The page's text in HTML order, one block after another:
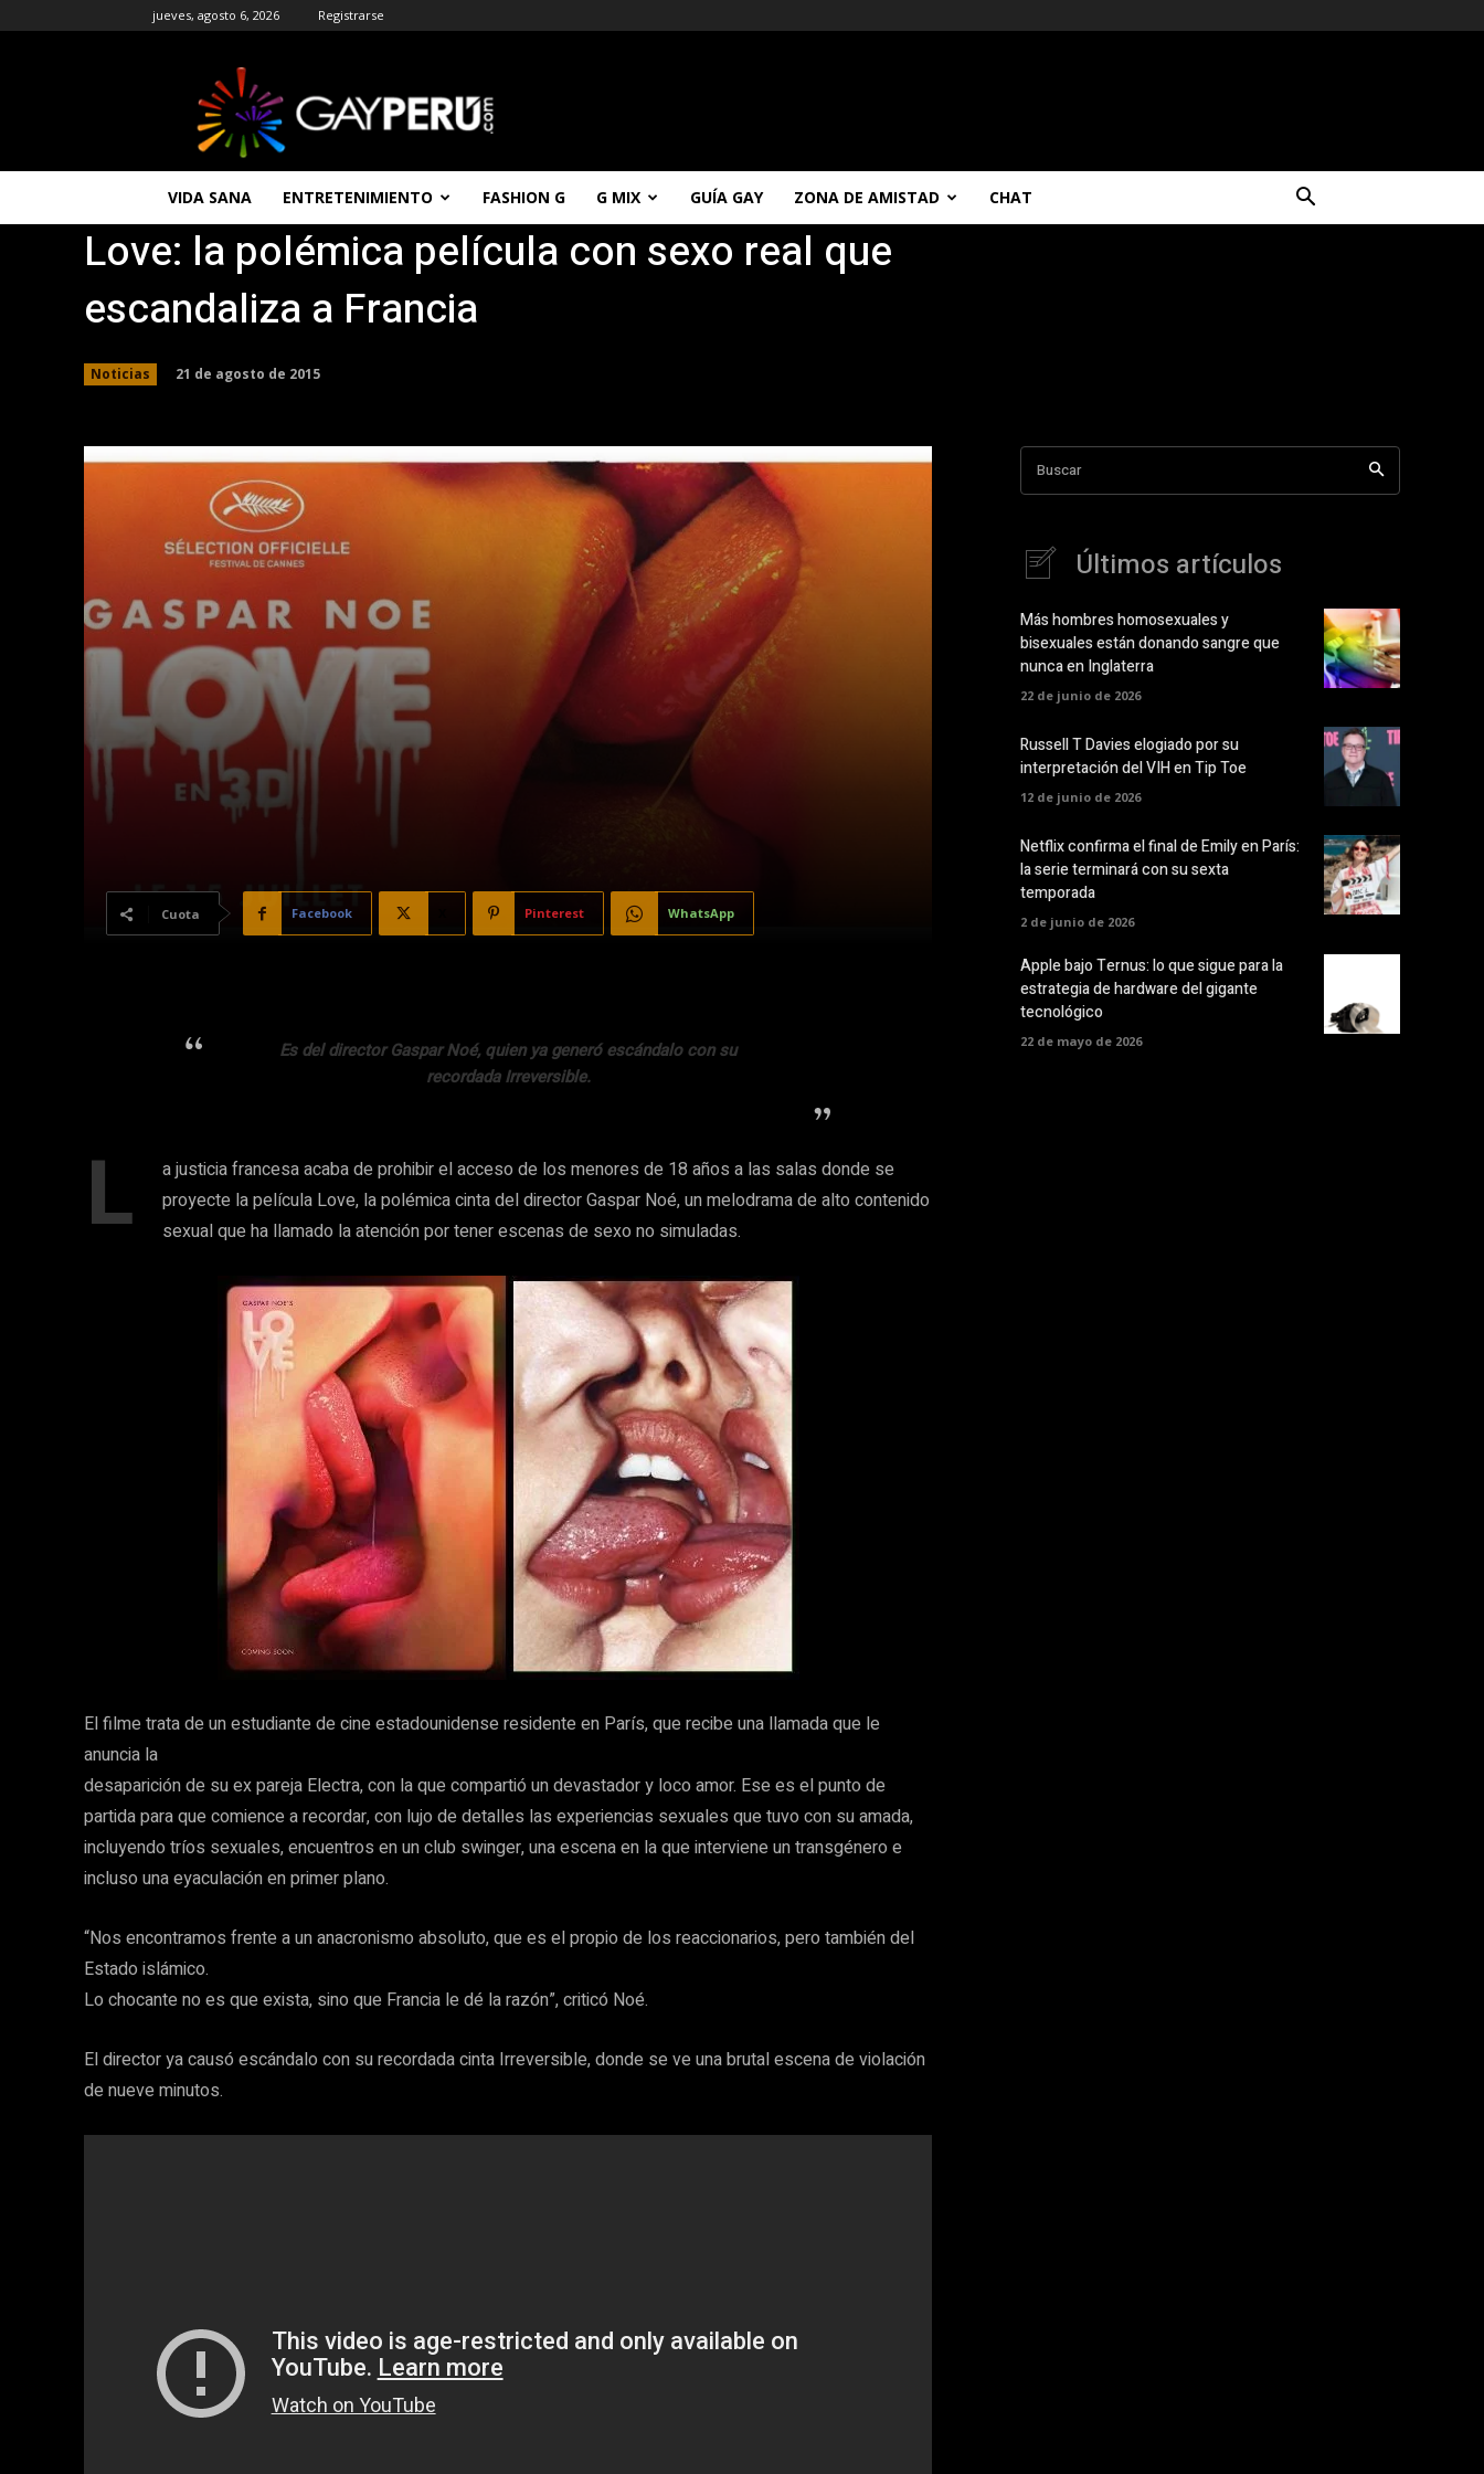
jueves, agosto 6, 2026 Registrarse
|
Entretenimiento
Noticias
Chat
Gratis
Peru
VIDA SANA ENTRETENIMIENTO FASHION G G MIX GUÍA GAY ZONA DE AMISTAD CHAT
Love: la polémica película con sexo real que
escandaliza a Francia
Noticias 21 de agosto de 2015
Cuota Facebook Pinterest WhatsApp
Es del director Gaspar Noé, quien ya generó escándalo con su
recordada Irreversible.
L
a justicia francesa acaba de prohibir el acceso de los menores de 18 años a las salas donde se
proyecte la película Love, la polémica cinta del director Gaspar Noé, un melodrama de alto contenido
sexual que ha llamado la atención por tener escenas de sexo no simuladas.
El filme trata de un estudiante de cine estadounidense residente en París, que recibe una llamada que le
anuncia la
desaparición de su ex pareja Electra, con la que compartió un devastador y loco amor. Ese es el punto de
partida para que comience a recordar, con lujo de detalles las experiencias sexuales que tuvo con su amada,
incluyendo tríos sexuales, encuentros en un club swinger, una escena en la que interviene un transgénero e
incluso una eyaculación en primer plano.
“Nos encontramos frente a un anacronismo absoluto, que es el propio de los reaccionarios, pero también del
Estado islámico.
Lo chocante no es que exista, sino que Francia le dé la razón”, criticó Noé.
El director ya causó escándalo con su recordada cinta Irreversible, donde se ve una brutal escena de violación
de nueve minutos.
Buscar
Últimos artículos
Más hombres homosexuales y
bisexuales están donando sangre que
nunca en Inglaterra
22 de junio de 2026
Russell T Davies elogiado por su
interpretación del VIH en Tip Toe
12 de junio de 2026
Netflix confirma el final de Emily en París:
la serie terminará con su sexta
temporada
2 de junio de 2026
Apple bajo Ternus: lo que sigue para la
estrategia de hardware del gigante
tecnológico
22 de mayo de 2026